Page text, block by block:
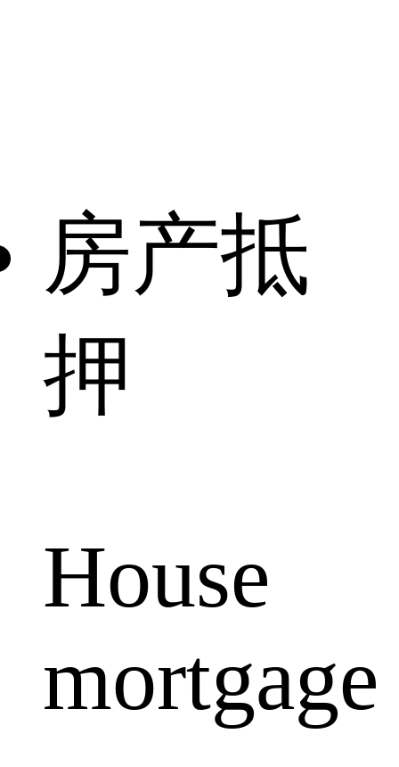
房产抵
押
House
mortgage